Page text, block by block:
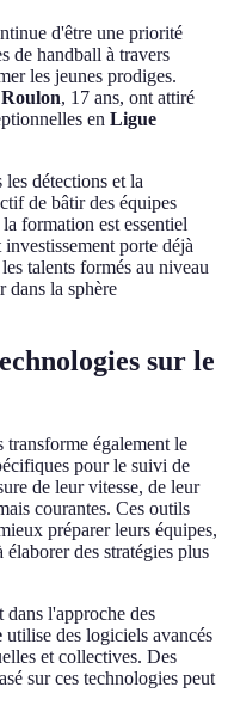
d'être une priorité
de handball à travers
les jeunes prodiges.
, 17 ans, ont attiré
en Ligue
détections et la
de bâtir des équipes
formation est essentiel
porte déjà
talents formés au niveau
dans la sphère
sur le
également le
pour le suivi de
de leur vitesse, de leur
courantes. Ces outils
préparer leurs équipes,
des stratégies plus
dans l'approche des
utilise des logiciels avancés
et collectives. Des
sur ces technologies peut